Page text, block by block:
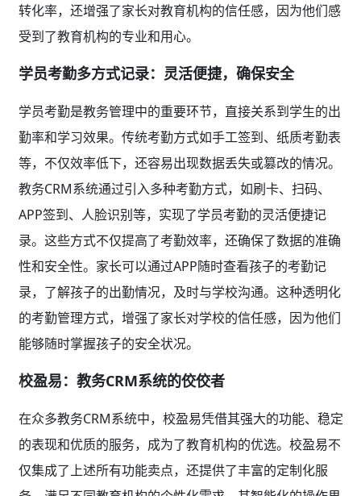
转化率，还增强了家长对教育机构的信任感，因为他们感
受到了教育机构的专业和用心。
学员考勤多方式记录：灵活便捷，确保安全
学员考勤是教务管理中的重要环节，直接关系到学生的出
勤率和学习效果。传统考勤方式如手工签到、纸质考勤表
等，不仅效率低下，还容易出现数据丢失或篡改的情况。
教务CRM系统通过引入多种考勤方式，如刷卡、扫码、
APP签到、人脸识别等，实现了学员考勤的灵活便捷记
录。这些方式不仅提高了考勤效率，还确保了数据的准确
性和安全性。家长可以通过APP随时查看孩子的考勤记
录，了解孩子的出勤情况，及时与学校沟通。这种透明化
的考勤管理方式，增强了家长对学校的信任感，因为他们
能够随时掌握孩子的安全状况。
校盈易：教务CRM系统的佼佼者
在众多教务CRM系统中，校盈易凭借其强大的功能、稳定
的表现和优质的服务，成为了教育机构的优选。校盈易不
仅集成了上述所有功能卖点，还提供了丰富的定制化服